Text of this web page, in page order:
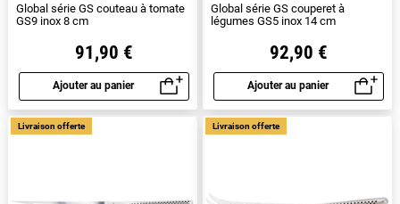
Global série GS couteau à tomate
GS9 inox 8 cm
91,90 €
Ajouter au panier
Aperçu rapide
Global série GS couperet à
légumes GS5 inox 14 cm
92,90 €
Ajouter au panier
Aperçu rapide
Livraison offerte Livraison offerte